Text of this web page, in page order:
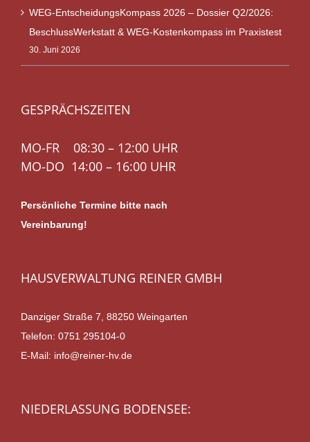
WEG-EntscheidungsKompass 2026 – Dossier Q2/2026:
BeschlussWerkstatt & WEG-Kostenkompass im Praxistest
30. Juni 2026
GESPRÄCHSZEITEN
MO-FR 08:30 – 12:00 UHR
MO-DO 14:00 – 16:00 UHR
Persönliche Termine bitte nach
Vereinbarung!
HAUSVERWALTUNG REINER GMBH
Danziger Straße 7, 88250 Weingarten
Telefon: 0751 295104-0
E-Mail: info@reiner-hv.de
NIEDERLASSUNG BODENSEE: